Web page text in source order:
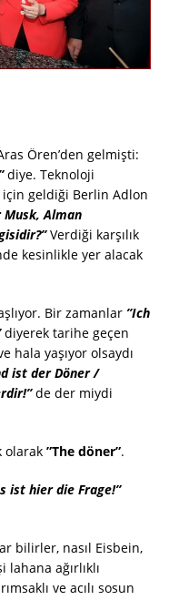
Ören’den gelmişti:
diye. Teknoloji
için geldiği Berlin Adlon
Musk, Alman
Verdiği karşılık
kesinlikle yer alacak
Bir zamanlar ”Ich
diyerek tarihe geçen
hala yaşıyor olsaydı
ist der Döner /
de der miydi
olarak ”The döner”.
ist hier die Frage!”
bilirler, nasıl Eisbein,
ağırlıklı
ve acılı sosun